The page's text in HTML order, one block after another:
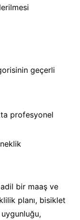
geçerli
profesyonel
bir maaş ve
planı, bisiklet